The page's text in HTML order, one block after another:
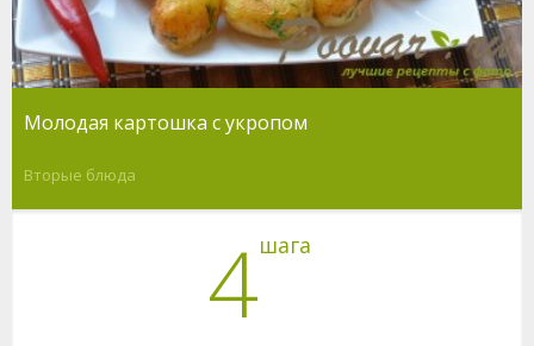
Молодая картошка с укропом
Вторые блюда
4шага